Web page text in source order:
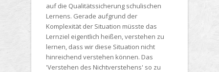
auf die Qualitätssicherung schulischen
Lernens. Gerade aufgrund der
Komplexität der Situation müsste das
Lernziel eigentlich heißen, verstehen zu
lernen, dass wir diese Situation nicht
hinreichend verstehen können. Das
'Verstehen des Nichtverstehens' so zu